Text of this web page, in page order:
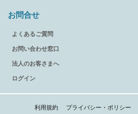
お問合せ
よくあるご質問
お問い合わせ窓口
法人のお客さまへ
ログイン
利用規約 プライバシー・ポリシー